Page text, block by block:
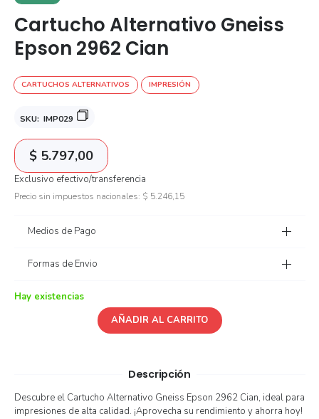
Cartucho Alternativo Gneiss
Epson 2962 Cian
CARTUCHOS ALTERNATIVOS IMPRESIÓN
SKU: IMP029
$5.797,00
Exclusivo efectivo/transferencia
Precio sin impuestos nacionales: $ 5.246,15
Medios de Pago
Formas de Envio
Hay existencias
AÑADIR AL CARRITO
Descripción
Descubre el Cartucho Alternativo Gneiss Epson 2962 Cian, ideal para
impresiones de alta calidad. ¡Aprovecha su rendimiento y ahorra hoy!